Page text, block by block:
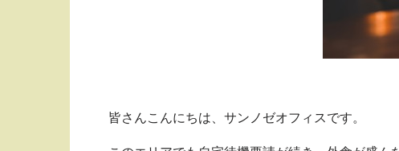
皆さんこんにちは、サンノゼオフィスです。